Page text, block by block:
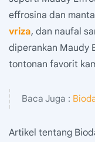
effrosina dan
vriza, dan naufal
diperankan Maudy
tontonan favorit
Baca Juga :
Artikel tentang